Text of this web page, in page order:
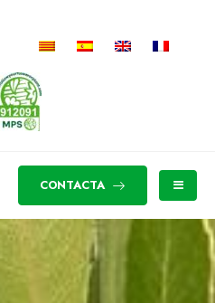
CONTACTA